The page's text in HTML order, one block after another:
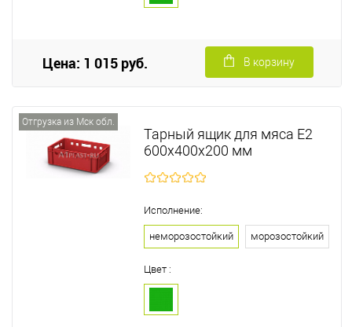
Цена: 1 015 руб. В корзину
Отгрузка из Мск обл.
Тарный ящик для мяса Е2
600х400х200 мм
Исполнение:
неморозостойкий морозостойкий
Цвет :